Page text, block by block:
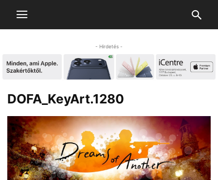
- Hirdetés -
DOFA_KeyArt.1280